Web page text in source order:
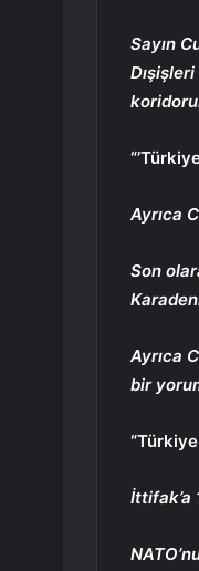
Sayın
Ayrıca
Son
Ayrıca
bir
İttifak’a